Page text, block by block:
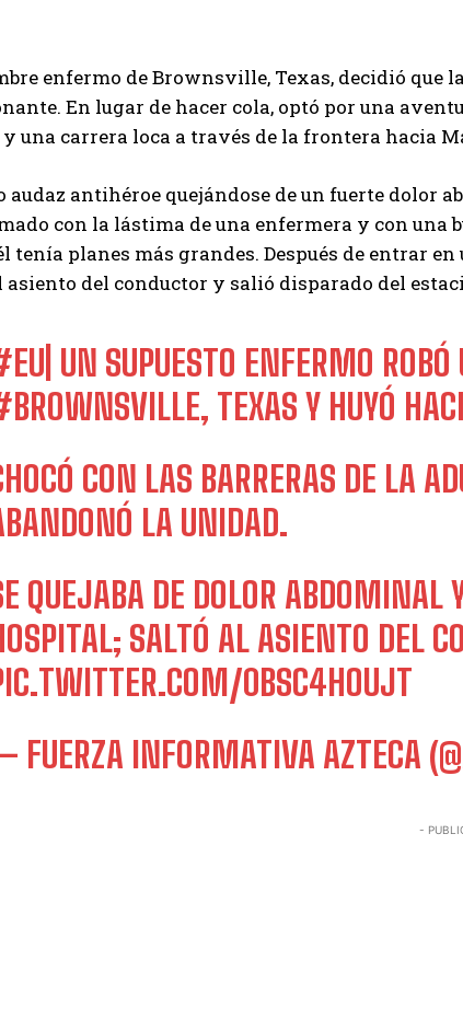
I've read and accept the Privacy Policy
enfermo de Brownsville, Texas, decidió
En lugar de hacer cola, optó por una
y una carrera loca a través de la frontera hacia
audaz antihéroe quejándose de un fuerte dolor
con la lástima de una enfermera y con una
tenía planes más grandes. Después de entrar
asiento del conductor y salió disparado del
| UN SUPUESTO ENFERMO
, TEXAS Y HUYÓ
CON LAS BARRERAS DE LA
LA UNIDAD.
QUEJABA DE DOLOR ABDOMINAL
SALTÓ AL ASIENTO DEL
0BSC4HOUJT
FUERZA INFORMATIVA AZTECA
-